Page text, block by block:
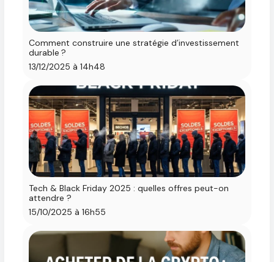
Comment construire une stratégie d’investissement
durable ?
13/12/2025 à 14h48
Tech & Black Friday 2025 : quelles offres peut-on
attendre ?
15/10/2025 à 16h55